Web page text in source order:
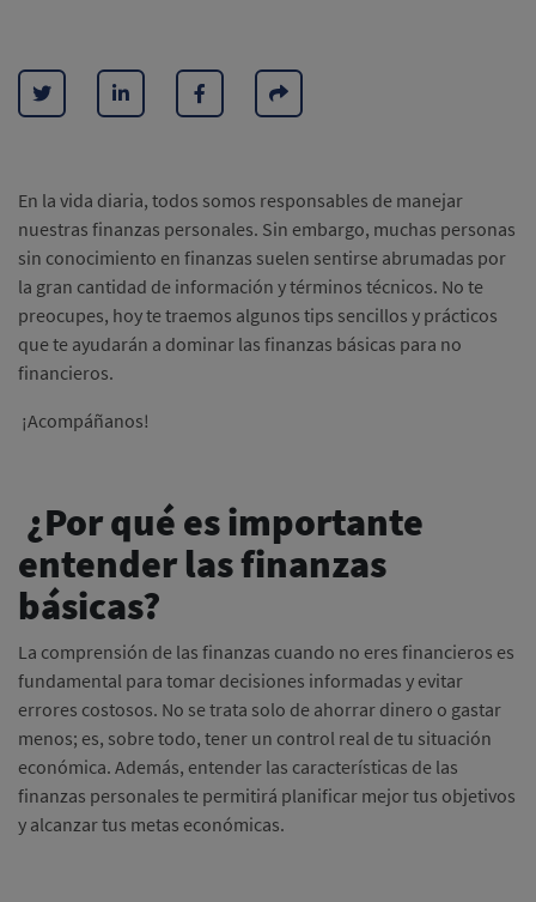
En la vida diaria, todos somos responsables de manejar
nuestras finanzas personales. Sin embargo, muchas personas
sin conocimiento en finanzas suelen sentirse abrumadas por
la gran cantidad de información y términos técnicos. No te
preocupes, hoy te traemos algunos tips sencillos y prácticos
que te ayudarán a dominar las finanzas básicas para no
financieros.
¡Acompáñanos!
¿Por qué es importante
entender las finanzas
básicas?
La comprensión de las finanzas cuando no eres financieros es
fundamental para tomar decisiones informadas y evitar
errores costosos. No se trata solo de ahorrar dinero o gastar
menos; es, sobre todo, tener un control real de tu situación
económica. Además, entender las características de las
finanzas personales te permitirá planificar mejor tus objetivos
y alcanzar tus metas económicas.